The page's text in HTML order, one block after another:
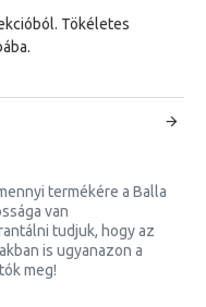
Tökéletes
termékére a Balla
van
tudjuk, hogy az
is ugyanazon a
meg!